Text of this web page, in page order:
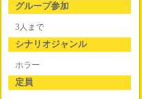
グループ参加
3人まで
シナリオジャンル
ホラー
定員